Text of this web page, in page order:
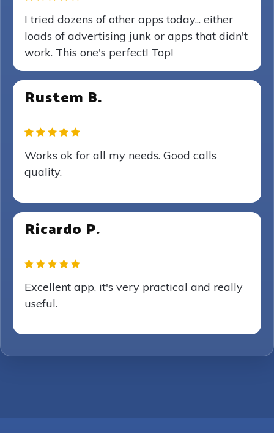
I tried dozens of other apps today... either
loads of advertising junk or apps that didn't
work. This one's perfect! Top!
Rustem B.
Works ok for all my needs. Good calls
quality.
Ricardo P.
Excellent app, it's very practical and really
useful.